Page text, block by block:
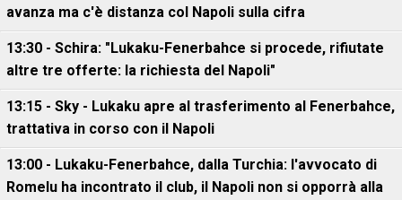
avanza ma c'è distanza col Napoli sulla cifra
13:30 - Schira: "Lukaku-Fenerbahce si procede, rifiutate
altre tre offerte: la richiesta del Napoli"
13:15 - Sky - Lukaku apre al trasferimento al Fenerbahce,
trattativa in corso con il Napoli
13:00 - Lukaku-Fenerbahce, dalla Turchia: l'avvocato di
Romelu ha incontrato il club, il Napoli non si opporrà alla